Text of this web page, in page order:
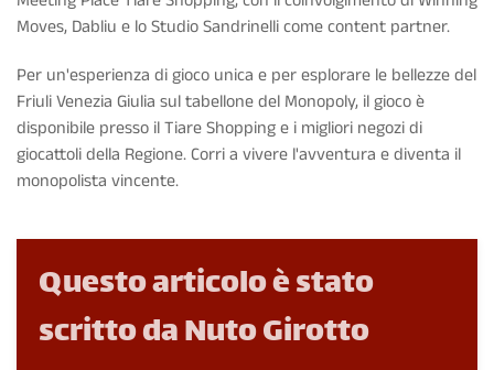
Moves, Dabliu e lo Studio Sandrinelli come content partner.
Per un'esperienza di gioco unica e per esplorare le bellezze del
Friuli Venezia Giulia sul tabellone del Monopoly, il gioco è
disponibile presso il Tiare Shopping e i migliori negozi di
giocattoli della Regione. Corri a vivere l'avventura e diventa il
monopolista vincente.
Questo articolo è stato
scritto da Nuto Girotto